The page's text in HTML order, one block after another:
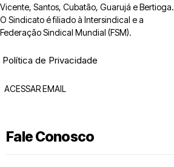
Vicente, Santos, Cubatão, Guarujá e Bertioga.
O Sindicato é filiado à Intersindical e a
Federação Sindical Mundial (FSM).
Política de Privacidade
ACESSAR EMAIL
Fale Conosco